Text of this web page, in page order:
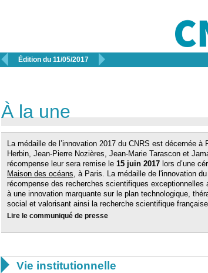
 Édition du 11/05/2017 
À la une
La médaille de l’innovation 2017 du CNRS est décernée à
Herbin, Jean-Pierre Nozières, Jean-Marie Tarascon et
récompense leur sera remise le 15 juin 2017 lors d’une
Maison des océans, à Paris. La médaille de l'innovation du
récompense des recherches scientifiques exceptionnelles
à une innovation marquante sur le plan technologique,
social et valorisant ainsi la recherche scientifique
Lire le communiqué de presse
 Vie institutionnelle